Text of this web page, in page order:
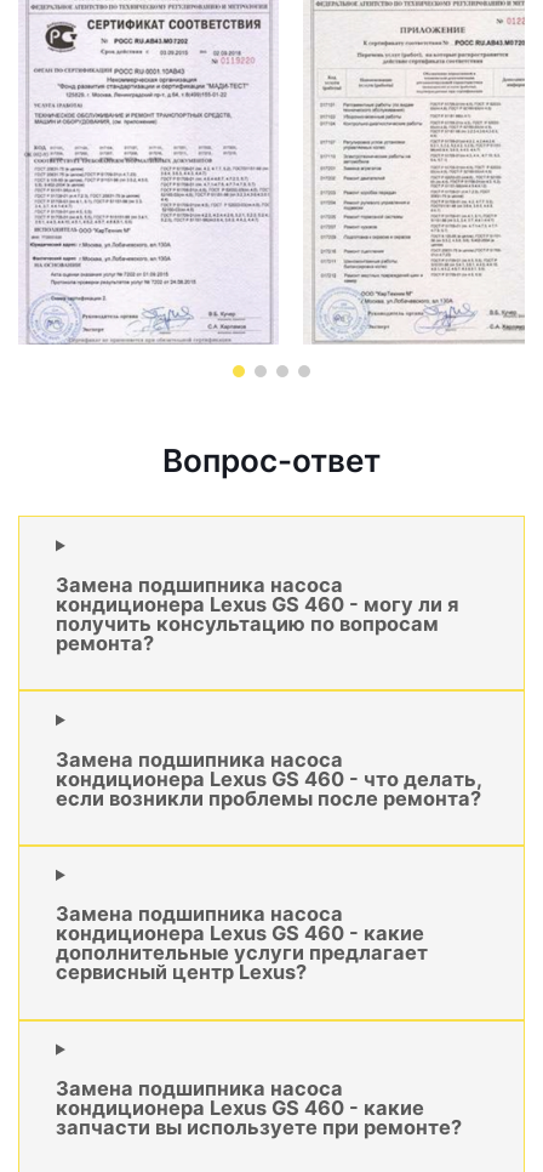
Вопрос-ответ
Замена подшипника насоса
кондиционера Lexus GS 460 - могу ли я
получить консультацию по вопросам
ремонта?
Замена подшипника насоса
кондиционера Lexus GS 460 - что делать,
если возникли проблемы после ремонта?
Замена подшипника насоса
кондиционера Lexus GS 460 - какие
дополнительные услуги предлагает
сервисный центр Lexus?
Замена подшипника насоса
кондиционера Lexus GS 460 - какие
запчасти вы используете при ремонте?